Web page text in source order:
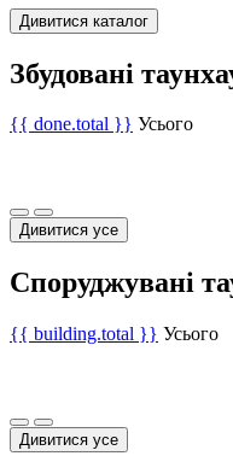
Дивитися каталог
Збудовані
{{ done.total }} Усього
Дивитися усе
Споруджувані
{{ building.total }} Усього
Дивитися усе